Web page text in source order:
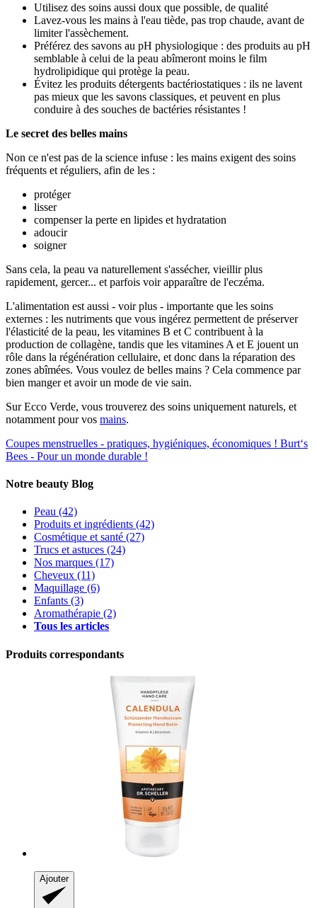
Utilisez des soins aussi doux que possible, de qualité
Lavez-vous les mains à l'eau tiède, pas trop chaude, avant de
limiter l'assèchement.
Préférez des savons au pH physiologique : des produits au pH
semblable à celui de la peau abîmeront moins le film
hydrolipidique qui protège la peau.
Évitez les produits détergents bactériostatiques : ils ne lavent
pas mieux que les savons classiques, et peuvent en plus
conduire à des souches de bactéries résistantes !
Le secret des belles mains
Non ce n'est pas de la science infuse : les mains exigent des soins
fréquents et réguliers, afin de les :
protéger
lisser
compenser la perte en lipides et hydratation
adoucir
soigner
Sans cela, la peau va naturellement s'assécher, vieillir plus
rapidement, gercer... et parfois voir apparaître de l'eczéma.
L'alimentation est aussi - voir plus - importante que les soins
externes : les nutriments que vous ingérez permettent de préserver
l'élasticité de la peau, les vitamines B et C contribuent à la
production de collagène, tandis que les vitamines A et E jouent un
rôle dans la régénération cellulaire, et donc dans la réparation des
zones abîmées. Vous voulez de belles mains ? Cela commence par
bien manger et avoir un mode de vie sain.
Sur Ecco Verde, vous trouverez des soins uniquement naturels, et
notamment pour vos mains.
Coupes menstruelles - pratiques, hygiéniques, économiques ! Burt‘s
Bees - Pour un monde durable !
Notre beauty Blog
Peau (42)
Produits et ingrédients (42)
Cosmétique et santé (27)
Trucs et astuces (24)
Nos marques (17)
Cheveux (11)
Maquillage (6)
Enfants (3)
Aromathérapie (2)
Tous les articles
Produits correspondants
Ajouter